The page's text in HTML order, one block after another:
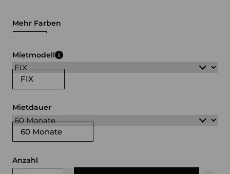
Mehr Farben
FIX
Mietmodell
60 Monate
Mietdauer
Anzahl